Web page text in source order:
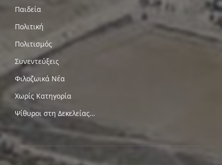
Παιδεία
Πολιτική
Πολιτισμός
Συνεντεύξεις
Φιλοζωικά Νέα
Χωρίς Κατηγορία
Ψίθυροι στη Δεκελείας…